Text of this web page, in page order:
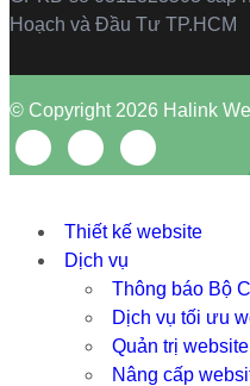
Hoạch và Đầu Tư TP.HCM
© Copyright 2026 Halink
Thiết kế website
Dịch vụ
Thông báo Bộ
Dịch vụ tối ưu
Quản trị website
Nâng cấp